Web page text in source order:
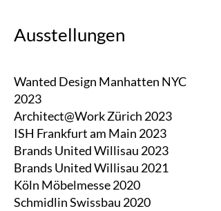
Ausstellungen
Wanted Design Manhatten NYC
2023
Architect@Work Zürich 2023
ISH Frankfurt am Main 2023
Brands United Willisau 2023
Brands United Willisau 2021
Köln Möbelmesse 2020
Schmidlin Swissbau 2020